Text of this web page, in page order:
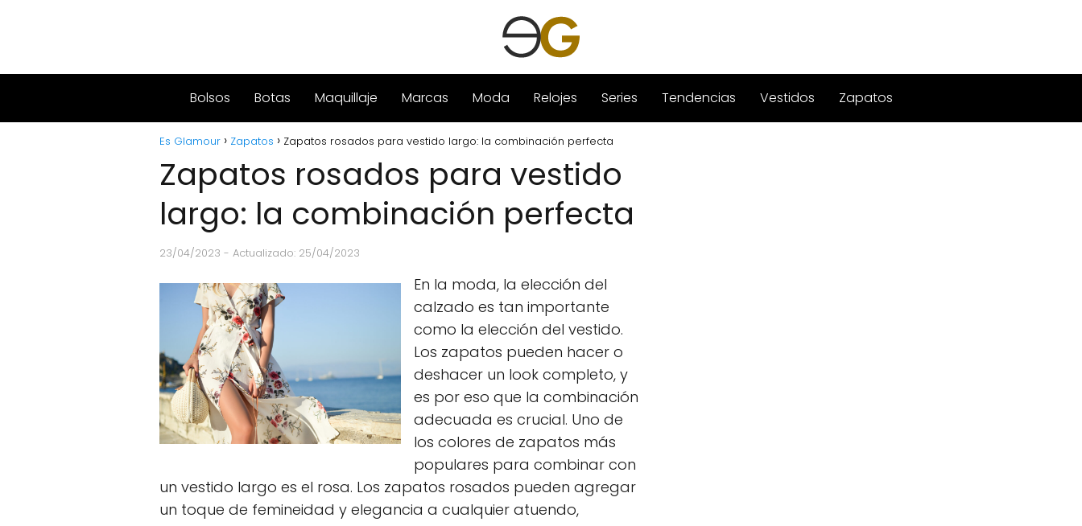
Bolsos Botas Maquillaje Marcas Moda Relojes Series Tendencias Vestidos Zapatos
Es Glamour Zapatos Zapatos rosados para vestido largo: la combinación perfecta
Zapatos rosados para vestido
largo: la combinación perfecta
23/04/2023 - Actualizado: 25/04/2023
En la moda, la elección del
calzado es tan importante
como la elección del vestido.
Los zapatos pueden hacer o
deshacer un look completo, y
es por eso que la combinación
adecuada es crucial. Uno de
los colores de zapatos más
populares para combinar con
un vestido largo es el rosa. Los zapatos rosados pueden agregar
un toque de femineidad y elegancia a cualquier atuendo,